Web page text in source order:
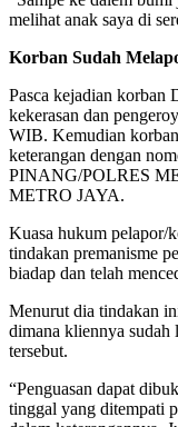
melihat anak saya di
Korban Sudah
Pasca kejadian korban
kekerasan dan
WIB. Kemudian
keterangan dengan
PINANG/POLRES
METRO JAYA.
Kuasa hukum pelapor/
tindakan premanisme
biadap dan telah
Menurut dia tindakan
dimana kliennya sudah
tersebut.
“Penguasan dapat
tinggal yang ditempati